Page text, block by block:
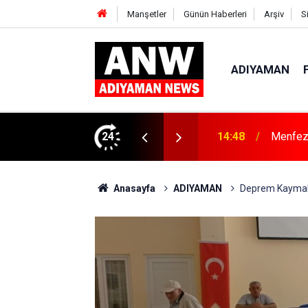
Manşetler Günün Haberleri Arşiv
ADIYAMAN
24
Göreve Başladı 14:48
Anasayfa ADIYAMAN Deprem